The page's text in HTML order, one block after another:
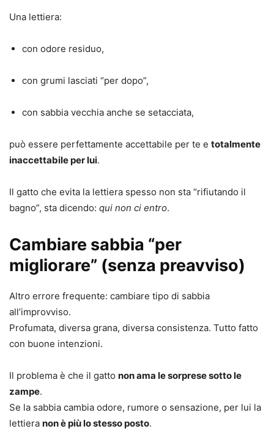
Una lettiera:
con odore residuo,
con grumi lasciati “per dopo”,
con sabbia vecchia anche se setacciata,
può essere perfettamente accettabile per te e totalmente
inaccettabile per lui.
Il gatto che evita la lettiera spesso non sta “rifiutando il
bagno”, sta dicendo: qui non ci entro.
Cambiare sabbia “per
migliorare” (senza preavviso)
Altro errore frequente: cambiare tipo di sabbia
all’improvviso.
Profumata, diversa grana, diversa consistenza. Tutto fatto
con buone intenzioni.
Il problema è che il gatto non ama le sorprese sotto le
zampe.
Se la sabbia cambia odore, rumore o sensazione, per lui la
lettiera non è più lo stesso posto.